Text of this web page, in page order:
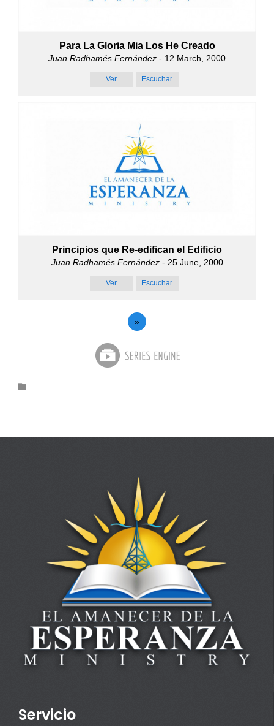
Para La Gloria Mia Los He Creado
Juan Radhamés Fernández - 12 March, 2000
Ver Escuchar
Principios que Re-edifican el Edificio
Juan Radhamés Fernández- 25 June, 2000
Ver Escuchar
»

Servicio